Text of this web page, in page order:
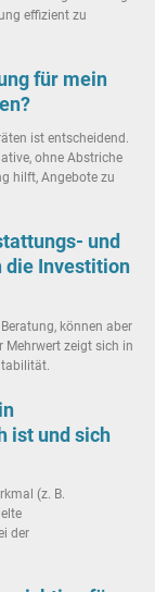
effizient zu
für mein
ist entscheidend.
ohne Abstriche
hilft, Angebote zu
und
die Investition
können aber
Mehrwert zeigt sich in
ist und sich
(z. B.
der